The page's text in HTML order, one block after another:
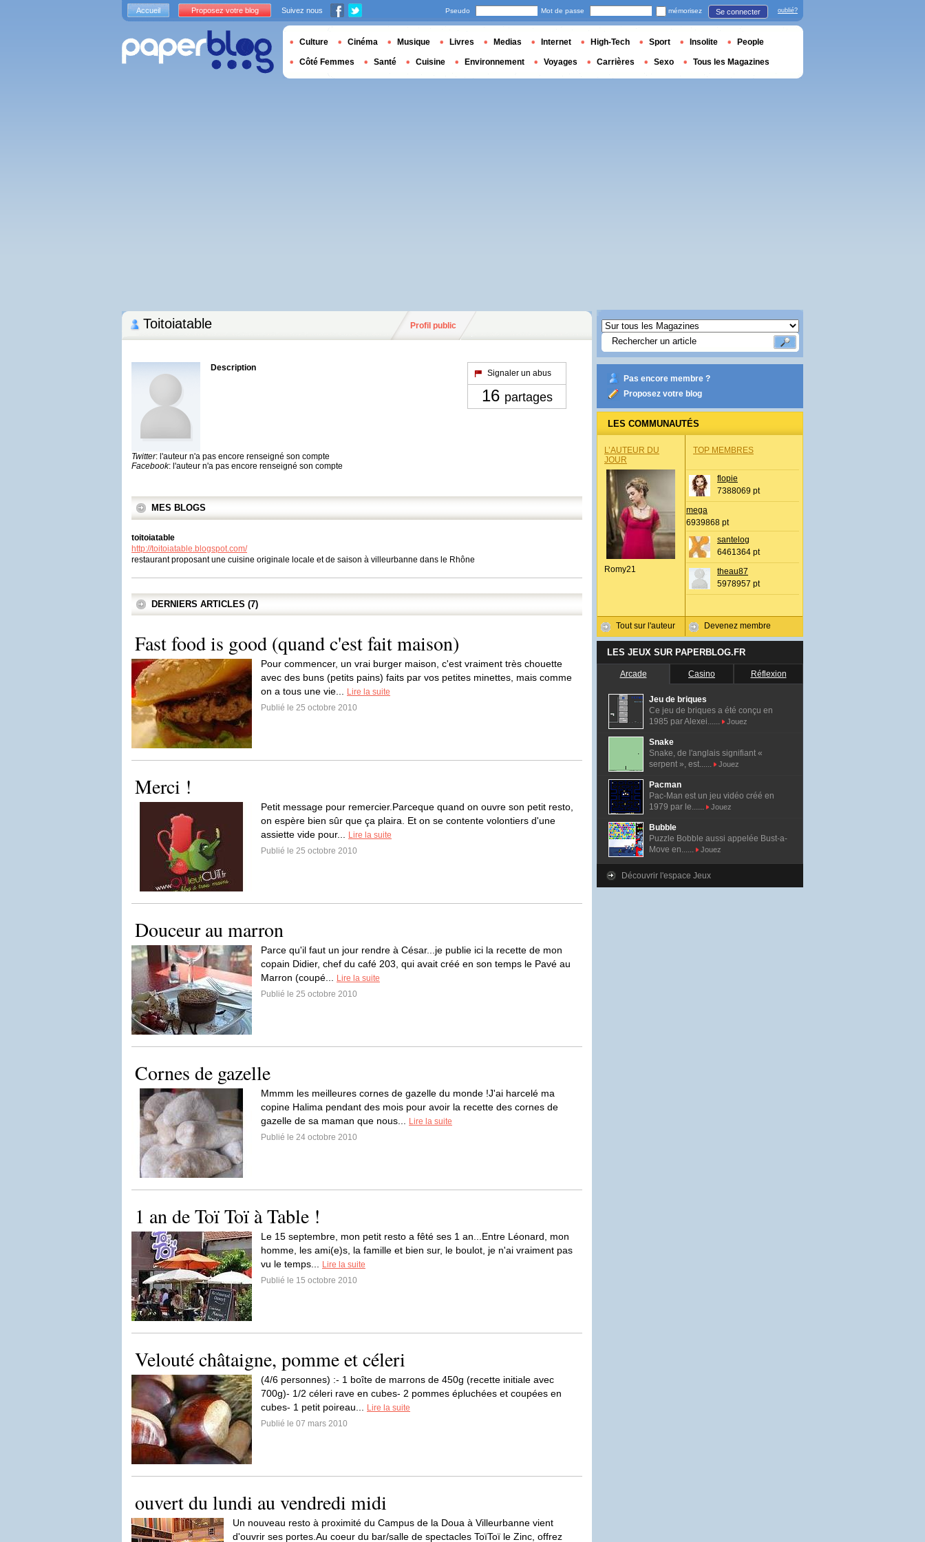
Toitoiatable Profil public
Description
Twitter: l'auteur n'a pas encore renseigné son compte
Facebook: l'auteur n'a pas encore renseigné son compte
Signaler un abus
16 partages
MES BLOGS
toitoiatable
http://toitoiatable.blogspot.com/
restaurant proposant une cuisine originale locale et de saison à villeurbanne dans le Rhône
DERNIERS ARTICLES (7)
Fast food is good (quand c'est fait maison)
Pour commencer, un vrai burger maison, c'est vraiment très chouette
avec des buns (petits pains) faits par vos petites minettes, mais comme
on a tous une vie...
Lire la suite
Publié le 25 octobre 2010
Merci !
Petit message pour remercier.Parceque quand on ouvre son petit resto,
on espère bien sûr que ça plaira. Et on se contente volontiers d'une
assiette vide pour...
Lire la suite
Publié le 25 octobre 2010
Douceur au marron
Parce qu'il faut un jour rendre à César...je publie ici la recette de mon
copain Didier, chef du café 203, qui avait créé en son temps le Pavé au
Marron (coupé...
Lire la suite
Publié le 25 octobre 2010
Cornes de gazelle
Mmmm les meilleures cornes de gazelle du monde !J'ai harcelé ma
copine Halima pendant des mois pour avoir la recette des cornes de
gazelle de sa maman que nous...
Lire la suite
Publié le 24 octobre 2010
1 an de Toï Toï à Table !
Le 15 septembre, mon petit resto a fêté ses 1 an...Entre Léonard, mon
homme, les ami(e)s, la famille et bien sur, le boulot, je n'ai vraiment pas
vu le temps...
Lire la suite
Publié le 15 octobre 2010
Velouté châtaigne, pomme et céleri
(4/6 personnes) :- 1 boîte de marrons de 450g (recette initiale avec
700g)- 1/2 céleri rave en cubes- 2 pommes épluchées et coupées en
cubes- 1 petit poireau...
Lire la suite
Publié le 07 mars 2010
ouvert du lundi au vendredi midi
Un nouveau resto à proximité du Campus de la Doua à Villeurbanne vient
d'ouvrir ses portes.Au coeur du bar/salle de spectacles ToïToï le Zinc, offrez
Pas encore membre ?
Proposez votre blog
LES COMMUNAUTÉS
L’AUTEUR DU
JOUR
Romy21
Tout sur l'auteur
TOP MEMBRES
flopie
7388069 pt
mega
6939868 pt
santelog
6461364 pt
theau87
5978957 pt
Devenez membre
LES JEUX SUR PAPERBLOG.FR
Arcade Casino Réflexion
Jeu de briques
Ce jeu de briques a été conçu en
1985 par Alexei......
Jouez
Snake
Snake, de l'anglais signifiant «
serpent », est......
Jouez
Pacman
Pac-Man est un jeu vidéo créé en
1979 par le......
Jouez
Bubble
Puzzle Bobble aussi appelée Bust-a-
Move en......
Jouez
Découvrir l'espace Jeux
Accueil Proposez votre blog Suivez nous Pseudo Mot de passe mémorisez Se connecter oublié?
Culture Cinéma Musique Livres Medias Internet High-Tech Sport Insolite People
Côté Femmes Santé Cuisine Environnement Voyages Carrières Sexo Tous les Magazines